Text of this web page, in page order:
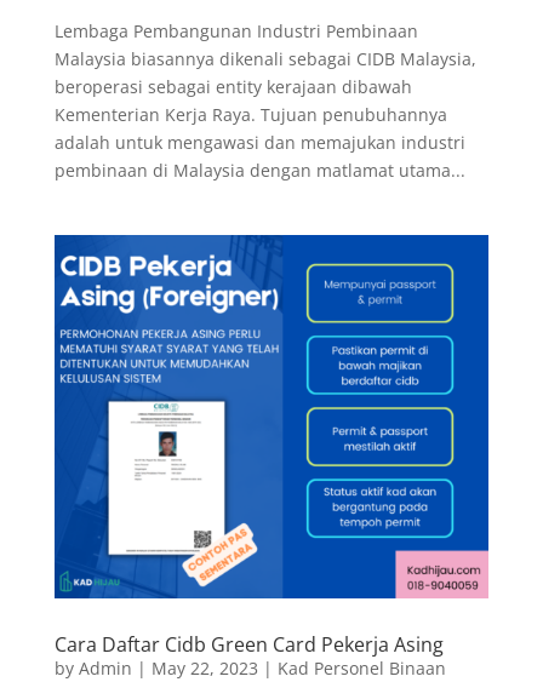
Lembaga Pembangunan Industri Pembinaan
Malaysia biasannya dikenali sebagai CIDB Malaysia,
beroperasi sebagai entity kerajaan dibawah
Kementerian Kerja Raya. Tujuan penubuhannya
adalah untuk mengawasi dan memajukan industri
pembinaan di Malaysia dengan matlamat utama...
Cara Daftar Cidb Green Card Pekerja Asing
by Admin | May 22, 2023 | Kad Personel Binaan